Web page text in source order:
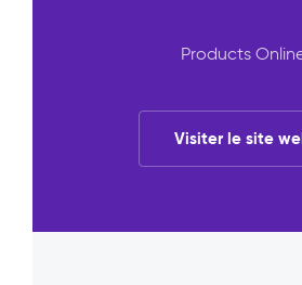
Products
Visiter le site